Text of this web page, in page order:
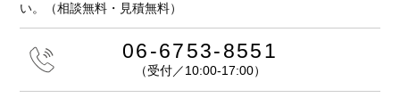
い。
（相談無料・見積無料）
06-6753-8551
（受付／10:00-17:00）